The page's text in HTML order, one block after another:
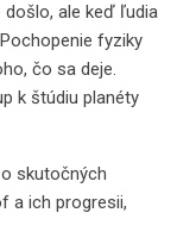
ale keď ľudia
fyziky
čo sa deje.
k štúdiu planéty
skutočných
a ich progresii,